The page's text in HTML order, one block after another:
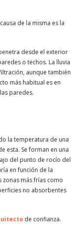
de la misma es la
desde el exterior
o techos. La lluvia
aunque también
más habitual es en
paredes.
la temperatura de una
esta. Se forman en una
del punto de rocío del
en función de la
más frías como
no absorbentes
de confianza.